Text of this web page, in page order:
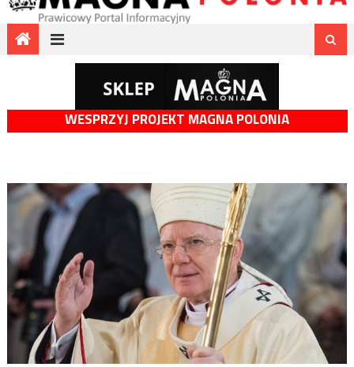
WESPRZYJ PROJEKT MAGNA POLONIA